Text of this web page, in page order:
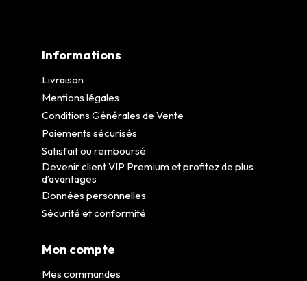
Informations
Livraison
Mentions légales
Conditions Générales de Vente
Paiements sécurisés
Satisfait ou remboursé
Devenir client VIP Premium et profitez de plus
d’avantages
Données personnelles
Sécurité et conformité
Mon compte
Mes commandes